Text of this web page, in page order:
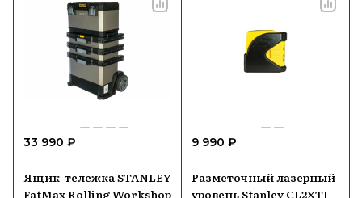
33 990 ₽
Ящик-тележка STANLEY
FatMax Rolling Workshop
9 990 ₽
Разметочный лазерный
уровень Stanley CL2XTI